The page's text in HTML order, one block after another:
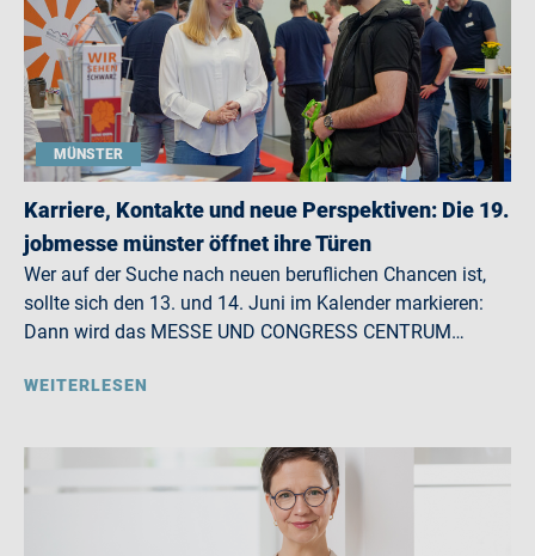
MÜNSTER
Karriere, Kontakte und neue Perspektiven: Die 19.
jobmesse münster öffnet ihre Türen
Wer auf der Suche nach neuen beruflichen Chancen ist,
sollte sich den 13. und 14. Juni im Kalender markieren:
Dann wird das MESSE UND CONGRESS CENTRUM…
WEITERLESEN